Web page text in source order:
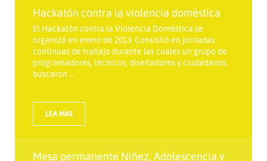
Hackatón contra la violencia doméstica
El Hackatón contra la Violencia Doméstica se
organizó en enero de 2013. Consistió en jornadas
continuas de trabajo durante las cuales un grupo de
programadores, técnicos, diseñadores y ciudadanos,
buscaron ...
LEA MÁS
Mesa permanente Niñez, Adolescencia y